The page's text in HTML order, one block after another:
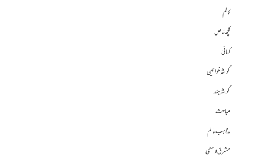
کالم
کچھ خاص
کہانی
گوشہ خواتین
گوشہ ہند
مباحث
مذاہب عالم
مشرق وسطی